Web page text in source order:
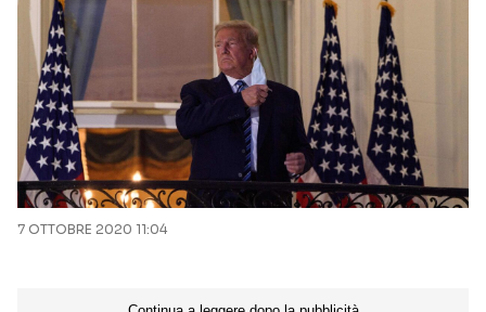
7 OTTOBRE 2020 11:04